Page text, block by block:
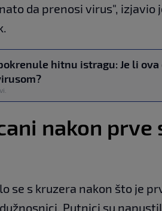
da prenosi virus", izjavio
hitnu istragu: Je li ova
nakon prve
se s kruzera nakon što je
Putnici su